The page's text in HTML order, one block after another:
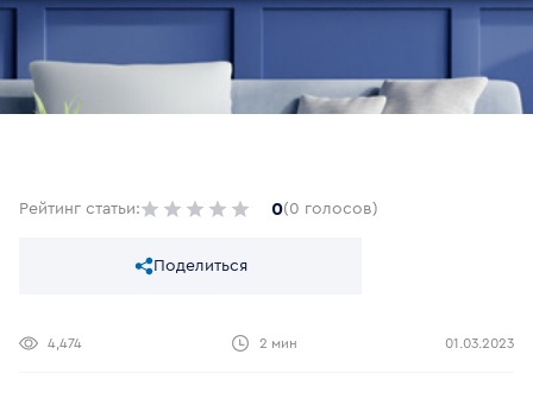
Рейтинг статьи: 0(0 голосов)
Поделиться
4,474 2 мин 01.03.2023